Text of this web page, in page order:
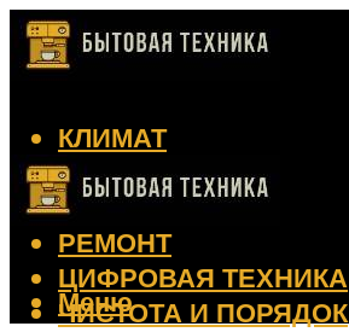
КЛИМАТ
КРАСОТА
КУХНЯ
РЕМОНТ
ЦИФРОВАЯ ТЕХНИКА
ЧИСТОТА И ПОРЯДОК
Меню